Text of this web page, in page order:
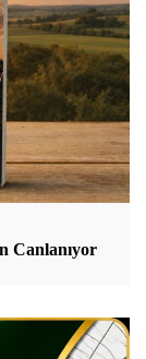
Canlanıyor